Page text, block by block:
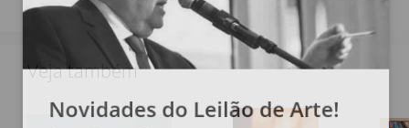
Veja também
Novidades do Leilão de Arte!